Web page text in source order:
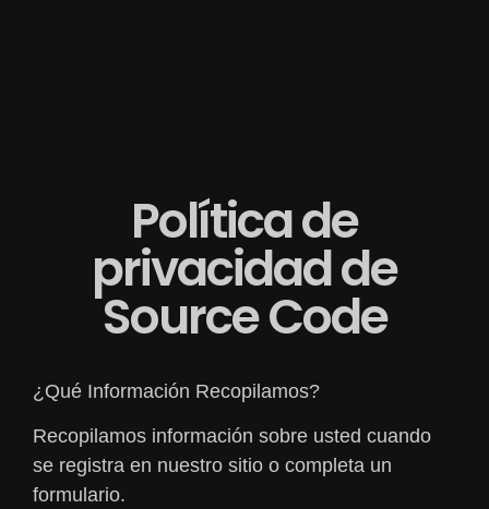
Política de
privacidad de
Source Code
¿Qué Información Recopilamos?
Recopilamos información sobre usted cuando
se registra en nuestro sitio o completa un
formulario.